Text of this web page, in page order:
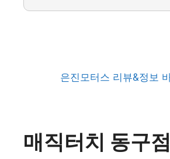
은진모터스 리뷰&정보
매직터치 동구점